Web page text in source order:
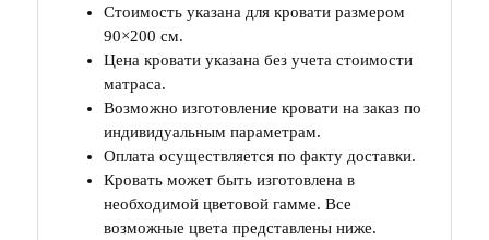
Стоимость указана для кровати размером
90×200 см.
Цена кровати указана без учета стоимости
матраса.
Возможно изготовление кровати на заказ по
индивидуальным параметрам.
Оплата осуществляется по факту доставки.
Кровать может быть изготовлена в
необходимой цветовой гамме. Все
возможные цвета представлены ниже.